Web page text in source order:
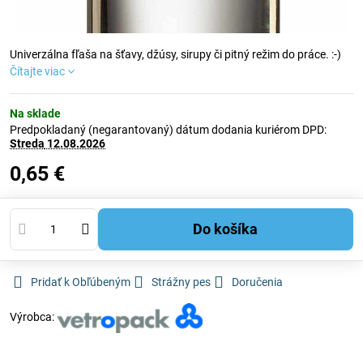
Univerzálna fľaša na šťavy, džúsy, sirupy či pitný režim do práce. :-)
Čítajte viac
Na sklade
Predpokladaný (negarantovaný) dátum dodania kuriérom DPD:
Streda 12.08.2026
0,65 €
Do košíka
Pridať k Obľúbeným Strážny pes Doručenia
Výrobca: